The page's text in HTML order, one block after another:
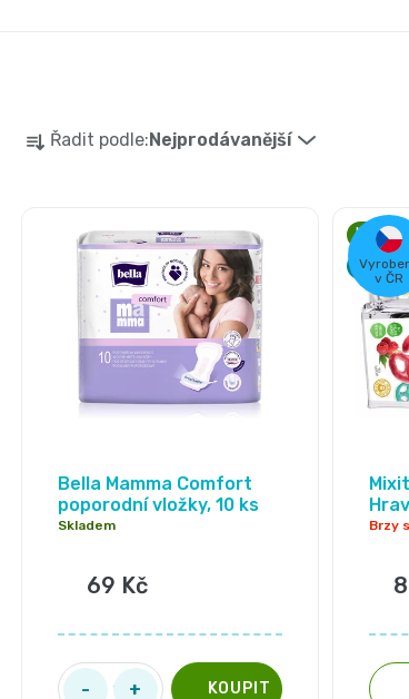
Ř Řadit podle: Nejprodávanější
Bella Mamma Comfort
poporodní vložky, 10 ks
Skladem
69 Kč
Novinka
Tip
v ČR
Brzy